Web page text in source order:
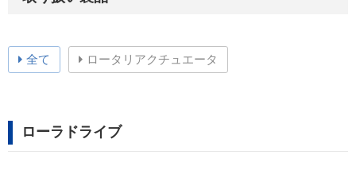
全て ロータリアクチュエータ
ローラドライブ